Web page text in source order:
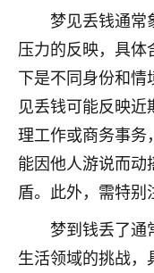
梦见丢钱通常
压力的反映，具
下是不同身份和
见丢钱可能反映
理工作或商务事务
能因他人游说而
盾。此外，需特别
梦到钱丢了通
生活领域的挑战
1天前 来自四川
金白水清
我也想找老师
鹿森：慧来
1天前 来自江西
我也想要，我
2天前 来自山西